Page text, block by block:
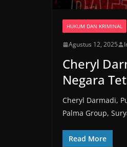
HUKUM DAN KRIMINAL
Agustus 12, 2025
Cheryl
Negara
Cheryl Darmadi,
Palma Group,
Read More